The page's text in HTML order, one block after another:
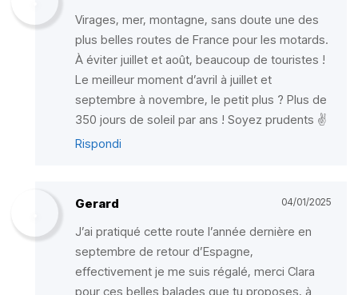
Virages, mer, montagne, sans doute une des
plus belles routes de France pour les motards.
À éviter juillet et août, beaucoup de touristes !
Le meilleur moment d’avril à juillet et
septembre à novembre, le petit plus ? Plus de
350 jours de soleil par ans ! Soyez prudents ✌️
Rispondi
Gerard 04/01/2025
J’ai pratiqué cette route l’année dernière en
septembre de retour d’Espagne,
effectivement je me suis régalé, merci Clara
pour ces belles balades que tu proposes, à